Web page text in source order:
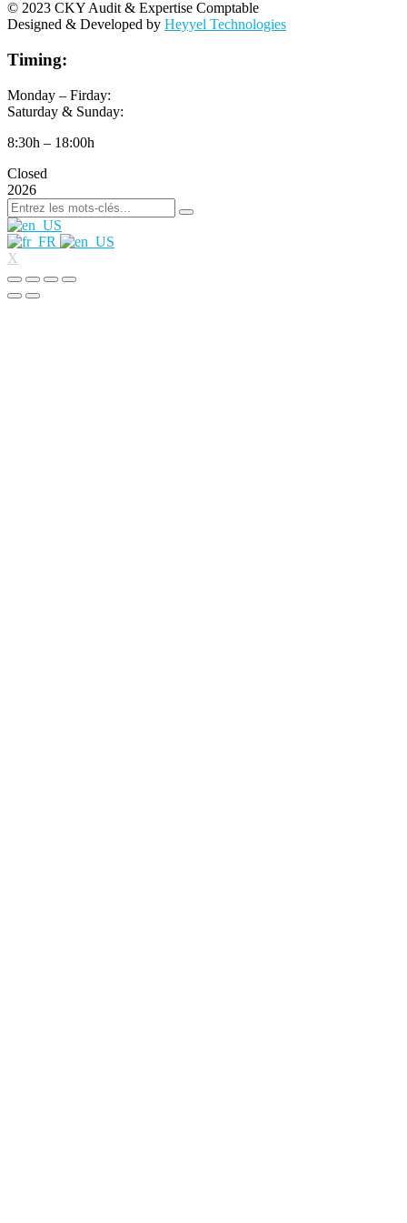
© 2023 CKY Audit & Expertise Comptable
Designed & Developed by Heyyel Technologies
Timing:
Monday – Firday:
Saturday & Sunday:
8:30h – 18:00h
Closed
2026
X